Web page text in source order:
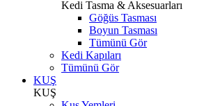
Kedi Tasma & Aksesuarları
Göğüs Tasması
Boyun Tasması
Tümünü Gör
Kedi Kapıları
Tümünü Gör
KUŞ
KUŞ